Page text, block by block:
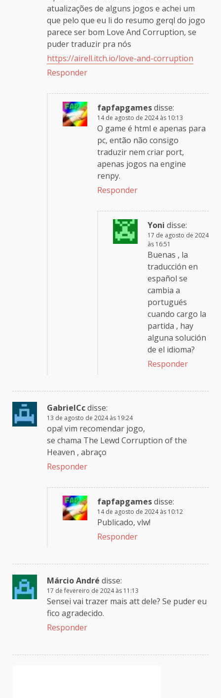
atualizações de alguns jogos e achei um
que pelo que eu li do resumo gerql do jogo
parece ser bom Love And Corruption, se
puder traduzir pra nós
https://airell.itch.io/love-and-corruption
Responder
fapfapgamesdisse:
14 de agosto de 2024 às 10:13
O game é html e apenas para
pc, então não consigo
traduzir nem criar port,
apenas jogos na engine
renpy.
Responder
Yoni disse:
17 de agosto de 2024
às 16:51
Buenas , la
traducción en
español se
cambia a
portugués
cuando cargo la
partida , hay
alguna solución
de el idioma?
Responder
GabrielCcdisse:
13 de agosto de 2024 às 19:24
opa! vim recomendar jogo,
se chama The Lewd Corruption of the
Heaven , abraço
Responder
fapfapgamesdisse:
14 de agosto de 2024 às 10:12
Publicado, vlw!
Responder
Márcio André disse:
17 de fevereiro de 2024 às 11:13
Sensei vai trazer mais att dele? Se puder eu
fico agradecido.
Responder